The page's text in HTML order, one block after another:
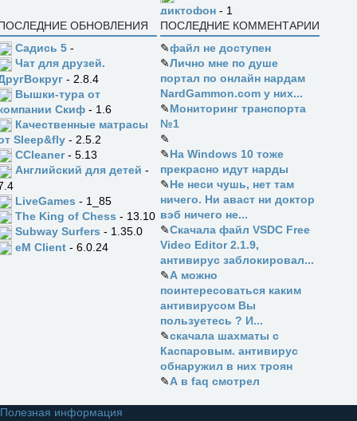
диктофон - 1
ОБНОВЛЕНИЯ
Садись 5 -
Чат для друзей.
- 2.8.4
Вышки-тура от
Скиф - 1.6
Качественные матрасы
Sleep&fly - 2.5.2
CCleaner- 5.13
Английский для детей -
LiveGames - 1_85
The King of Chess - 13.10
Subway Surfers - 1.35.0
eM Client - 6.0.24
ПОСЛЕДНИЕ КОММЕНТАРИИ
✎файл не доступен
✎Лично мне по душе
портал по онлайн нардам
NardGammon.com у них...
✎Мониторинг транспорта
№1
✎
✎На Windows 10 тоже
прекрасно идут нарды
✎Не неси чушь, нет там
ничего. Ни аваст ни доктор
вэб ничего не...
✎Скачала файл VSDC Free
Video Editor 2.1.9,
антивирус заблокировал...
✎А можно
поинтересоваться каким
антивирусом Вы
пользуетесь ? И...
✎скачала шахматы с
Каспаровым. антивирус
обнаружил в них троян
✎А в faq смотрел
Полезная информация